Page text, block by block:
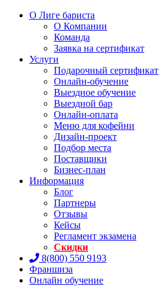
О Лиге бариста
О Компании
Команда
Заявка на сертификат
Услуги
Подарочный сертификат
Онлайн-обучение
Выездное обучение
Выездной бар
Онлайн-оплата
Меню для кофейни
Дизайн-проект
Подбор места
Поставщики
Бизнес-план
Информация
Блог
Партнеры
Отзывы
Кейсы
Регламент экзамена
Скидки
8(800) 550 9193
Франшиза
Онлайн обучение